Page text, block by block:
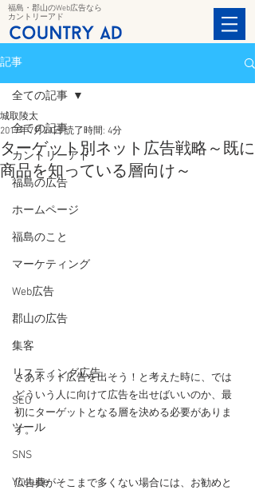
福島・郡山のWeb広告なら
カントリーアド
記事
全ての記事
カントリーアド
福島の広告
ホームページ
福島のこと
マーケティング
Web広告
郡山の広告
集客
リスティング広告
SEO
ツール
SNS
Youtube
全ての記事
ターゲット別ネット広告戦略～既に
商品を知っている層向け～
城取陵太
2017年7月21日 読了時間: 4分
さあネット広告を出そう！と考えた時に、では
どういう人に向けて広告を出せばいいのか、最
初にターゲットとなる層を決める必要がありま
す。
広告費がそこまで多くない場合には、お勧めと